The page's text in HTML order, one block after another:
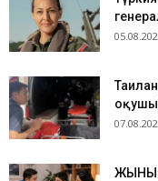
оқушы